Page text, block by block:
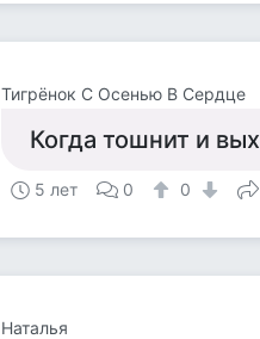
Тигрёнок С Осенью В Сердце
Когда тошнит и
5 лет 0 0
Наталья